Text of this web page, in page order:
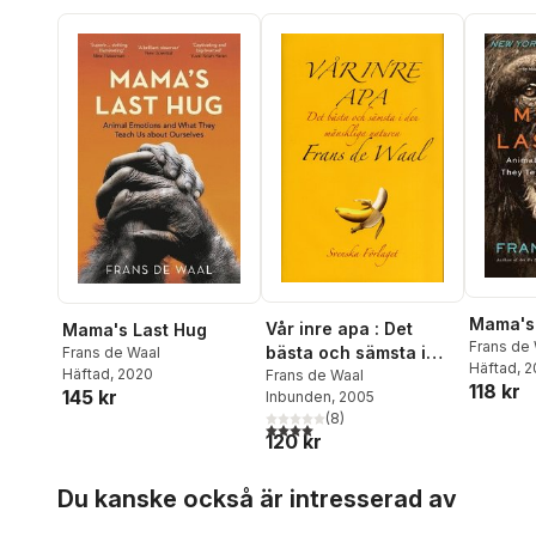
Mama's Last Hug
Frans de Waal
Häftad, 2020
145 kr
Vår inre apa : Det
bästa och sämsta i
den mänskliga
naturen
Frans de Waal
Inbunden, 2005
4,0utav 5 stjärnor. Totalt antal röster:
(8)
120 kr
Frans de
Häftad,
118 kr
Du kanske också är intresserad av